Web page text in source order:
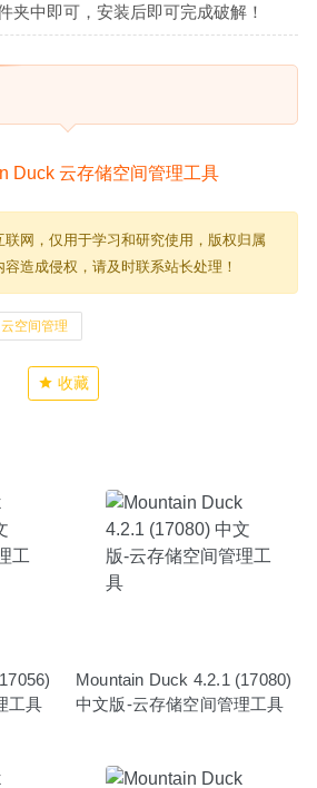
夹中即可，安装后即可完成破解！
联网，仅用于学习和研究使用，版权归属
造成侵权，请及时联系站长处理！
云空间管理
收藏
工具
Mountain Duck 4.2.1 (17080)
中文版-云存储空间管理工具